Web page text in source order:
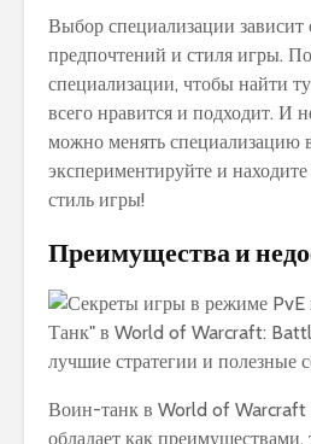
Выбор специализации зависит
предпочтений и стиля игры.
специализации, чтобы найти
всего нравится и подходит. И
можно менять специализацию
экспериментируйте и
стиль игры!
Преимущества и
Воин-танк в World of
обладает как